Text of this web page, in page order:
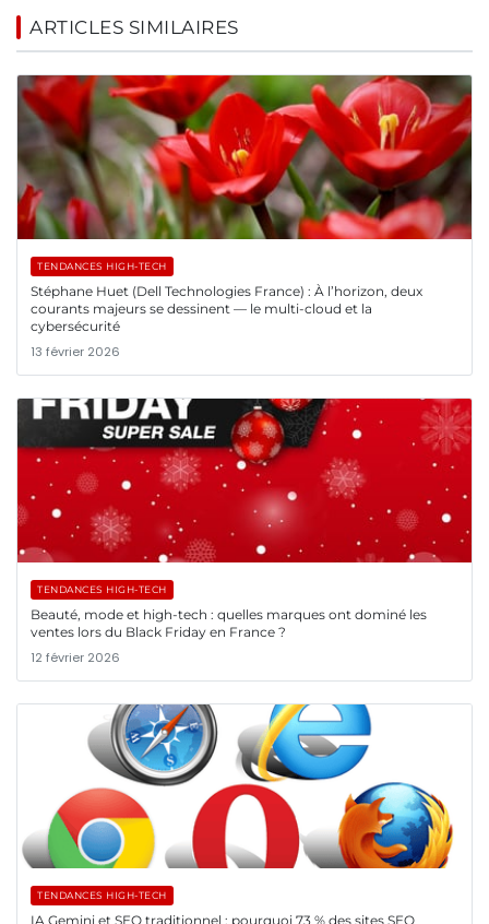
ARTICLES SIMILAIRES
TENDANCES HIGH-TECH
Stéphane Huet (Dell Technologies France) : À l’horizon, deux
courants majeurs se dessinent — le multi-cloud et la
cybersécurité
13 février 2026
TENDANCES HIGH-TECH
Beauté, mode et high-tech : quelles marques ont dominé les
ventes lors du Black Friday en France ?
12 février 2026
TENDANCES HIGH-TECH
IA Gemini et SEO traditionnel : pourquoi 73 % des sites SEO